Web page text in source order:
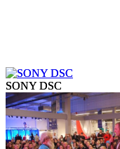
SONY DSC
SONY DSC